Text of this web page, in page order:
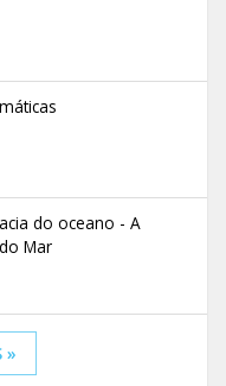
do oceano - A
Mar
»